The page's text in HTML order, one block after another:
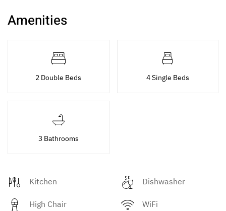
Amenities
2 Double Beds 4 Single Beds
3 Bathrooms
Kitchen Dishwasher
High Chair WiFi